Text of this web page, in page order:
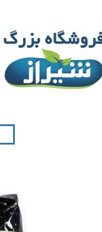
تغییر گذر واژه
سفارشات